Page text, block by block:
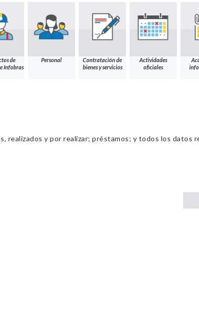
de
Infobras
Personal
Contratación de
bienes y servicios
Actividades
oficiales
realizados y por realizar; préstamos; y todos los datos